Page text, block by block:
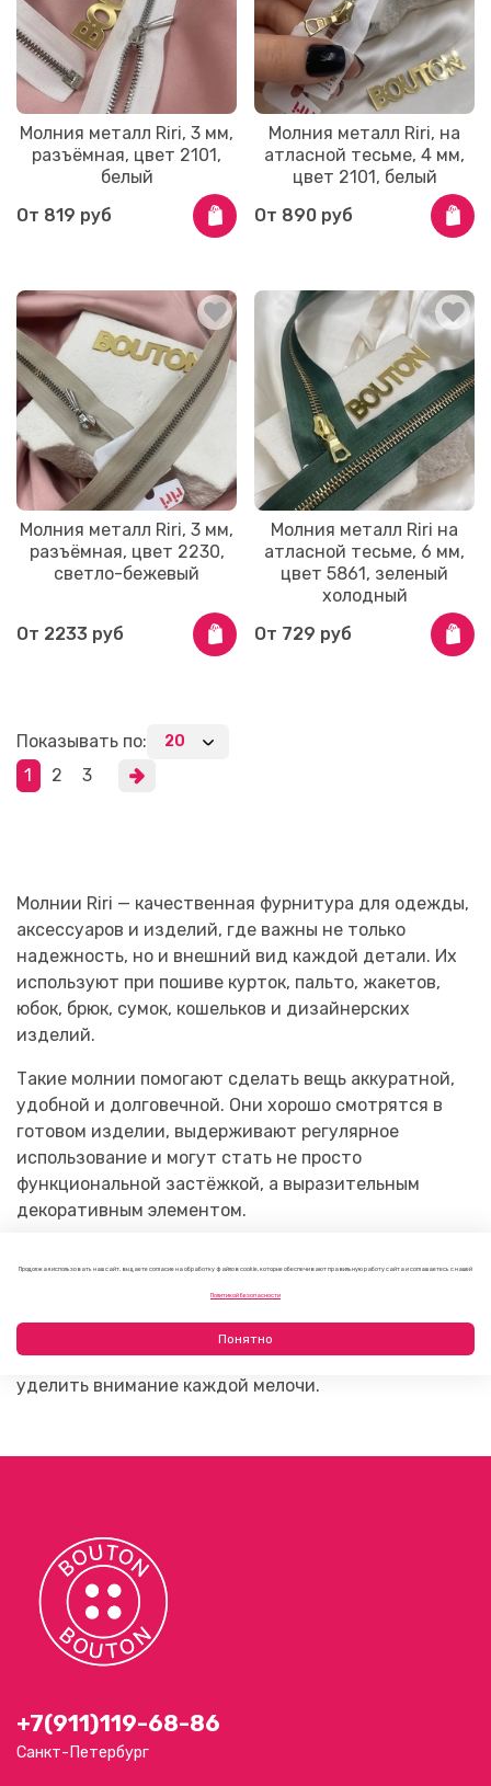
Молния металл Riri, 3 мм,
разъёмная, цвет 2101,
белый
От 819 руб
Молния металл Riri, на
атласной тесьме, 4 мм,
цвет 2101, белый
От 890 руб
Молния металл Riri, 3 мм,
разъёмная, цвет 2230,
светло-бежевый
От 2233 руб
Молния металл Riri на
атласной тесьме, 6 мм,
цвет 5861, зеленый
холодный
От 729 руб
Показывать по:
1
2 3
Молнии Riri — качественная фурнитура для одежды,
аксессуаров и изделий, где важны не только
надежность, но и внешний вид каждой детали. Их
используют при пошиве курток, пальто, жакетов,
юбок, брюк, сумок, кошельков и дизайнерских
изделий.
Такие молнии помогают сделать вещь аккуратной,
удобной и долговечной. Они хорошо смотрятся в
готовом изделии, выдерживают регулярное
использование и могут стать не просто
функциональной застёжкой, а выразительным
декоративным элементом.
с премиальными тканями и сложными проектами.
Это фурнитура для тех случаев, когда хочется
получить чистый профессиональный результат и
уделить внимание каждой мелочи.
+7(911)119-68-86
Санкт-Петербург
Продолжая использовать наш сайт, вы даете согласие на обработку файлов cookie, которые обеспечивают правильную работу сайта и соглашаетесь с нашей
Политикой безопасности
Понятно